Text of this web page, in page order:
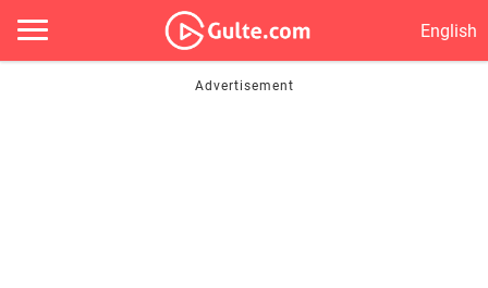
English